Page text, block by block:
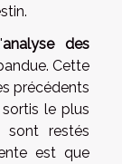
analyse des
Cette
précédents
le plus
sont restés
est que